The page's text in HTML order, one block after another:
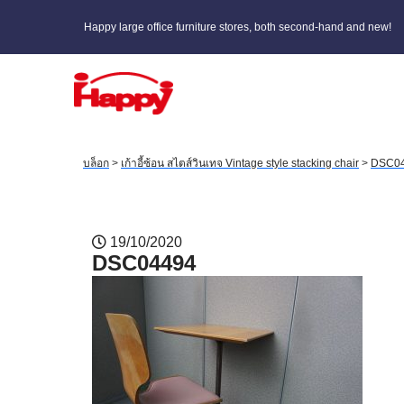
Happy large office furniture stores, both second-hand and new!
บล็อก > เก้าอี้ซ้อน สไตส์วินเทจ Vintage style stacking chair >
19/10/2020
DSC04494